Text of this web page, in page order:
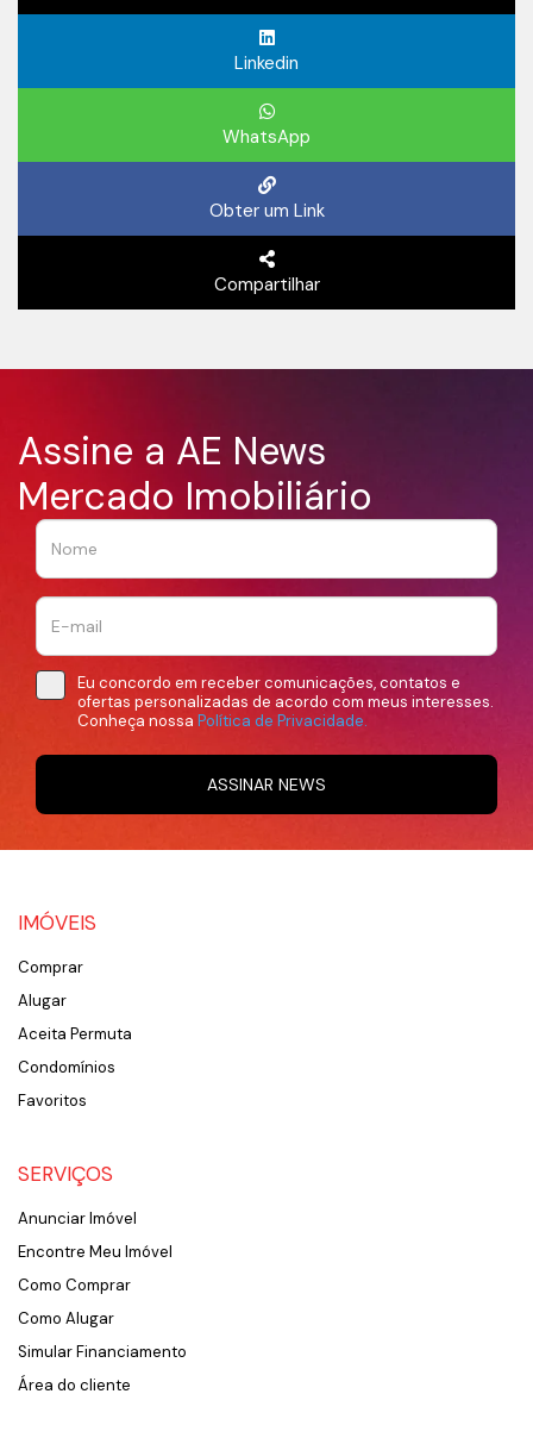
Linkedin
WhatsApp
Obter um Link
Compartilhar
Assine a AE News
Mercado Imobiliário
Eu concordo em receber comunicações, contatos e
ofertas personalizadas de acordo com meus interesses.
Conheça nossa Política de Privacidade.
ASSINAR NEWS
IMÓVEIS
Comprar
Alugar
Aceita Permuta
Condomínios
Favoritos
SERVIÇOS
Anunciar Imóvel
Encontre Meu Imóvel
Como Comprar
Como Alugar
Simular Financiamento
Área do cliente